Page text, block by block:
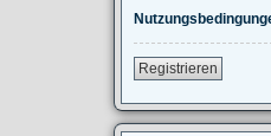
Registrieren